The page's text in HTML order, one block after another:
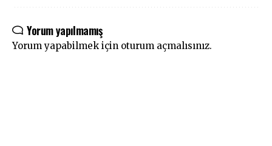
Yorum yapılmamış
Yorum yapabilmek için oturum açmalısınız.